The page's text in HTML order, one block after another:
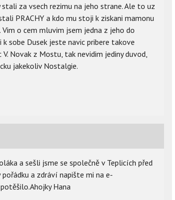
za vsech rezimu na jeho strane. Ale to uz
PRACHY a kdo mu stoji k ziskani mamonu
o cem mluvim jsem jedna z jeho do
sobe Dusek jeste navic pribere takove
Novak z Mostu, tak nevidim jediny duvod,
jakekoliv Nostalgie.
a sešli jsme se společně v Teplicích před
a zdráví napište mi na e-
Hana